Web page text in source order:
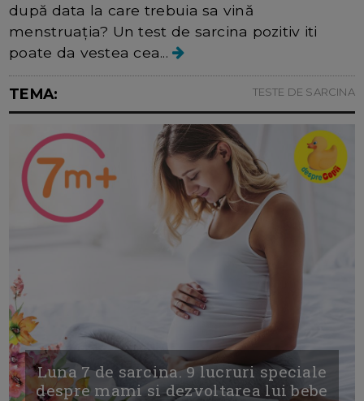
după data la care trebuia sa vină
menstruația? Un test de sarcina pozitiv iti
poate da vestea cea...
TEMA: TESTE DE SARCINA
Luna 7 de sarcina. 9 lucruri speciale
despre mami si dezvoltarea lui bebe